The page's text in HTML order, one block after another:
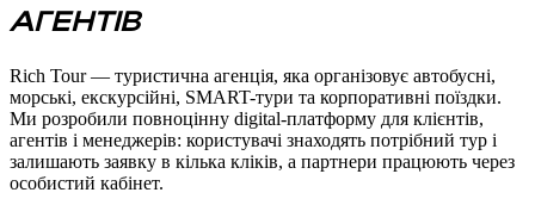
АГЕНТІВ
Rich Tour — туристична агенція, яка організовує автобусні,
морські, екскурсійні, SMART-тури та корпоративні поїздки.
Ми розробили повноцінну digital-платформу для клієнтів,
агентів і менеджерів: користувачі знаходять потрібний тур і
залишають заявку в кілька кліків, а партнери працюють через
особистий кабінет.